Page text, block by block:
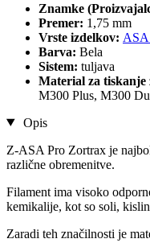
Znamke
Premer: 1,75 mm
Vrste izdelkov: ASA
Barva: Bela
Sistem: tuljava
Material za
M300 Plus, M300
Opis
Z-ASA Pro Zortrax je
različne obremenitve.
Filament ima visoko
kemikalije, kot so soli,
Zaradi teh značilnosti je